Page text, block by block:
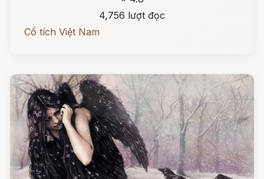
4,756 lượt đọc
Cổ tích Việt Nam